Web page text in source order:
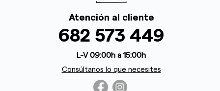
Atención al cliente
682 573 449
L-V 09:00h a 15:00h
Consúltanos lo que necesites